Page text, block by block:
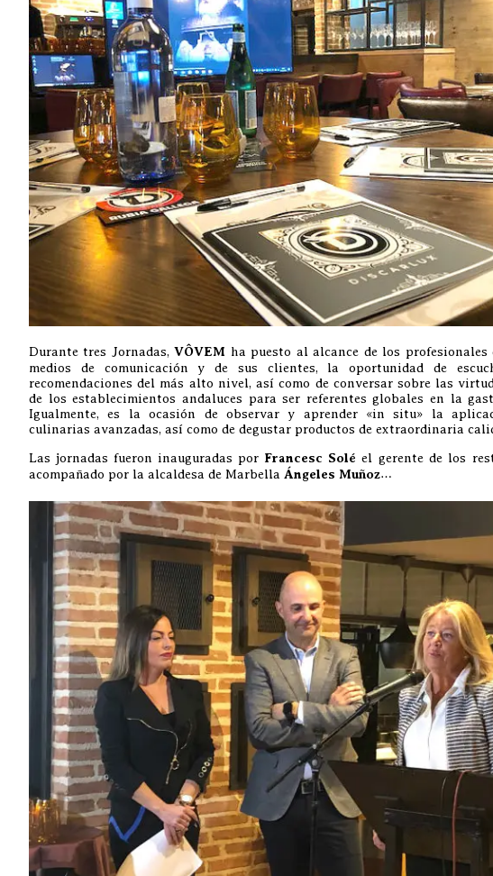
Durante tres Jornadas, VÔVEM ha puesto al alcance de los profesionales
medios de comunicación y de sus clientes, la oportunidad de
recomendaciones del más alto nivel, así como de conversar sobre las
de los establecimientos andaluces para ser referentes globales en la
Igualmente, es la ocasión de observar y aprender «in situ» la
culinarias avanzadas, así como de degustar productos de extraordinaria
Las jornadas fueron inauguradas por Francesc Solé el gerente de los
acompañado por la alcaldesa de Marbella Ángeles Muñoz…